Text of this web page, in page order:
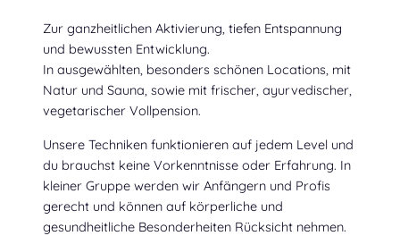
Zur ganzheitlichen Aktivierung, tiefen Entspannung
und bewussten Entwicklung.
In ausgewählten, besonders schönen Locations, mit
Natur und Sauna, sowie mit frischer, ayurvedischer,
vegetarischer Vollpension.
Unsere Techniken funktionieren auf jedem Level und
du brauchst keine Vorkenntnisse oder Erfahrung. In
kleiner Gruppe werden wir Anfängern und Profis
gerecht und können auf körperliche und
gesundheitliche Besonderheiten Rücksicht nehmen.